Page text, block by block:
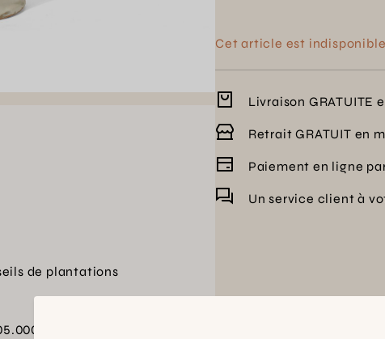
de plantations
Cet article est
Livraison GRATUITE
Retrait GRATUIT en
Paiement en ligne
Un service client à